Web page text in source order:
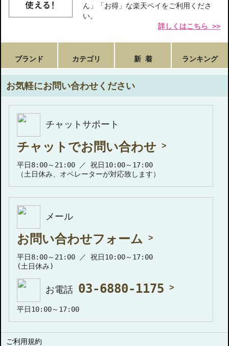
ん」「お得」な楽天ペイをご利用くださ
い。
詳しくはこちら >>
ブランド カテゴリ 新 着 ランキング
お気軽にお問い合わせください
チャットサポート
チャットでお問い合わせ
平日8:00～21:00 ／ 祝日10:00～17:00
（土日休み、オペレーターが対応致します）
メール
お問い合わせフォーム
平日8:00～21:00 ／ 祝日10:00～17:00
(土日休み)
お電話 03-6880-1175
平日10:00～17:00
ご利用規約